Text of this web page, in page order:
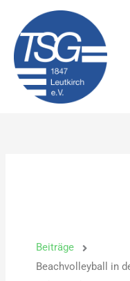
Inhalt
springen
Beiträge
Beachvolleyball in